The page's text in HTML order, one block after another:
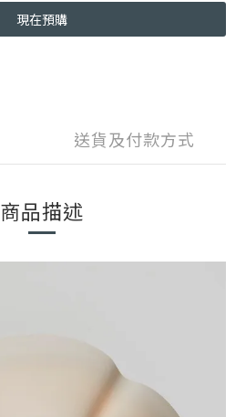
現在預購
送貨及付款方式
商品描述